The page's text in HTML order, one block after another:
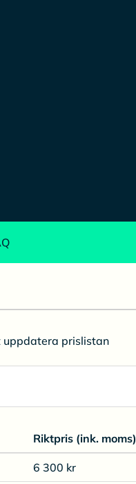
prislistan
Riktpris (ink. moms)
6 300 kr